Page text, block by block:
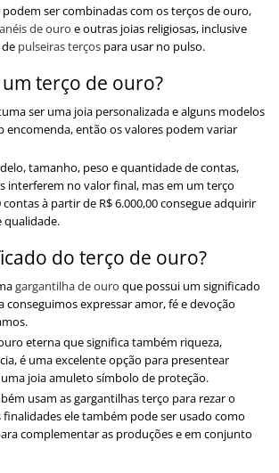
podem ser combinadas com os terços de ouro,
anéis de ouro e outras joias religiosas, inclusive
pulseiras terços para usar no pulso.
terço de ouro?
ser uma joia personalizada e alguns modelos
encomenda, então os valores podem variar
tamanho, peso e quantidade de contas,
interferem no valor final, mas em um terço
à partir de R$ 6.000,00 consegue adquirir
qualidade.
do terço de ouro?
gargantilha de ouro que possui um significado
conseguimos expressar amor, fé e devoção
eterna que significa também riqueza,
é uma excelente opção para presentear
joia amuleto símbolo de proteção.
usam as gargantilhas terço para rezar o
finalidades ele também pode ser usado como
complementar as produções e em conjunto